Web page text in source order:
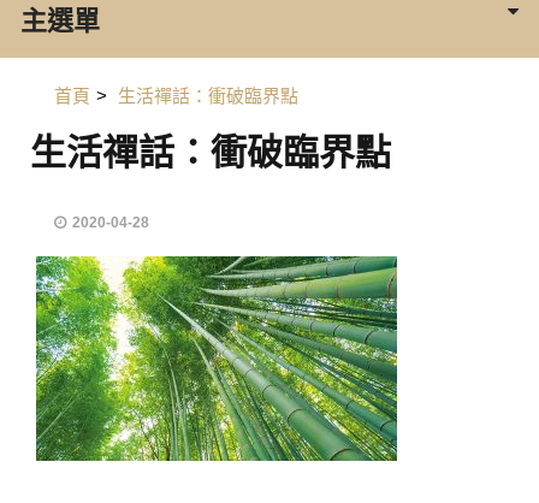
主選單
首頁 > 生活禪話：衝破臨界點
生活禪話：衝破臨界點
2020-04-28